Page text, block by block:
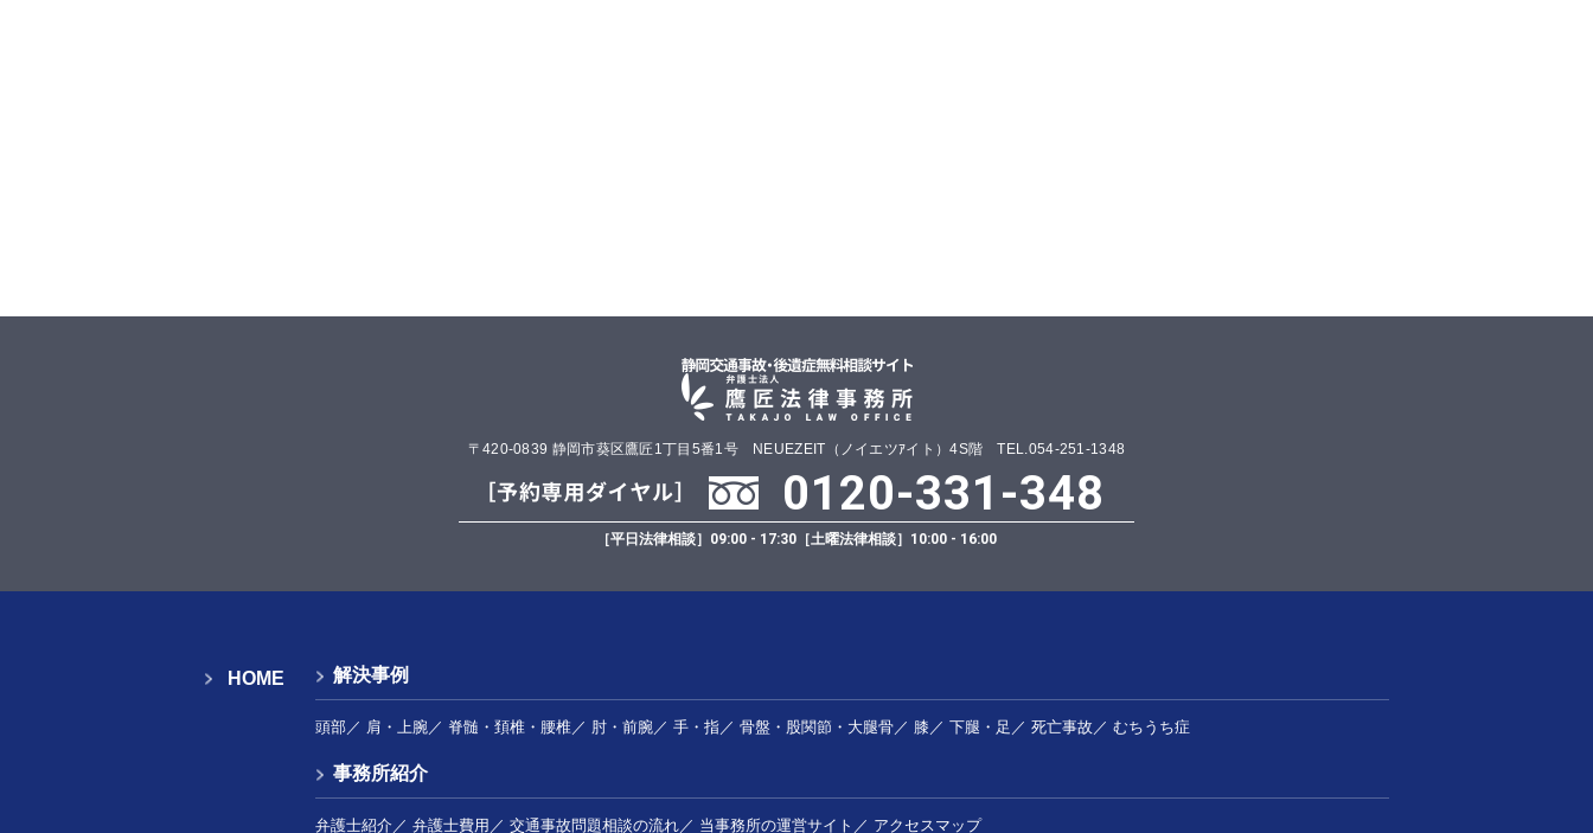
〒420-0839 静岡市葵区鷹匠1丁目5番1号 NEUEZEIT（ノイエツｱイト）4S階 TEL.054-251-1348
0120-331-348
［平日法律相談］ 09:00 - 17:30 ［土曜法律相談］ 10:00 - 16:00
HOME 解決事例
頭部／ 肩・上腕／ 脊髄・頚椎・腰椎／ 肘・前腕／ 手・指／ 骨盤・股関節・大腿骨／ 膝 ／ 下腿・足 ／ 死亡事故 ／ むちうち症
事務所紹介
弁護士紹介／ 弁護士費用 ／ 交通事故問題相談の流れ／ 当事務所の運営サイト ／ アクセスマップ